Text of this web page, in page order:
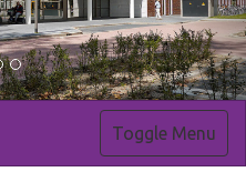
Toggle Menu